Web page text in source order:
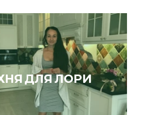
ДЛЯ ЛОРИ